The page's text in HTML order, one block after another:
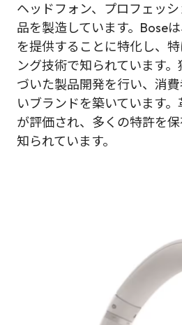
ヘッドフォン、プロフェッ
品を製造しています。Bose
を提供することに特化し、
ング技術で知られています
づいた製品開発を行い、消
いブランドを築いています
が評価され、多くの特許を
知られています。